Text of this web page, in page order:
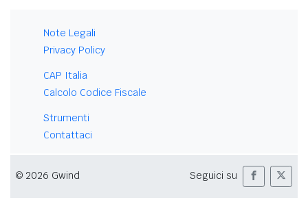
Note Legali
Privacy Policy
CAP Italia
Calcolo Codice Fiscale
Strumenti
Contattaci
© 2026 Gwind Seguici su